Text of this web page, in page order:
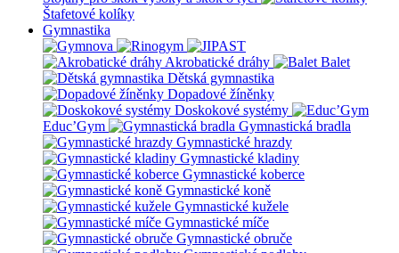
Štafetové kolíky
Gymnastika
Akrobatické dráhy
Balet
Dětská gymnastika
Dopadové žíněnky
Doskokové systémy
Educ’Gym
Gymnastická bradla
Gymnastické hrazdy
Gymnastické kladiny
Gymnastické koberce
Gymnastické koně
Gymnastické kužele
Gymnastické míče
Gymnastické obruče